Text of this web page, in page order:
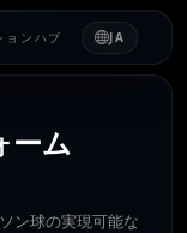
ョンハブ JA
ーム
ン球の実現可能な